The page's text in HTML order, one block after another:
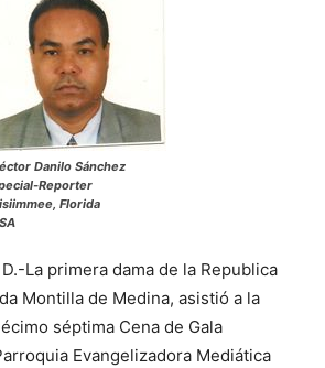
Danilo Sánchez
Reporter
Florida
La primera dama de la Republica
Montilla de Medina, asistió a la
séptima Cena de Gala
Evangelizadora Mediática